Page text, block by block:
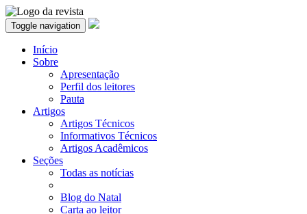
Toggle navigation
Início
Sobre
Apresentação
Perfil dos leitores
Pauta
Artigos
Artigos Técnicos
Informativos Técnicos
Artigos Acadêmicos
Seções
Todas as notícias
Blog do Natal
Carta ao leitor